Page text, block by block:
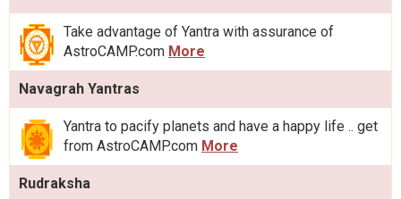
Take advantage of Yantra with assurance of
AstroCAMP.com More
Navagrah Yantras
Yantra to pacify planets and have a happy life .. get
from AstroCAMP.com More
Rudraksha